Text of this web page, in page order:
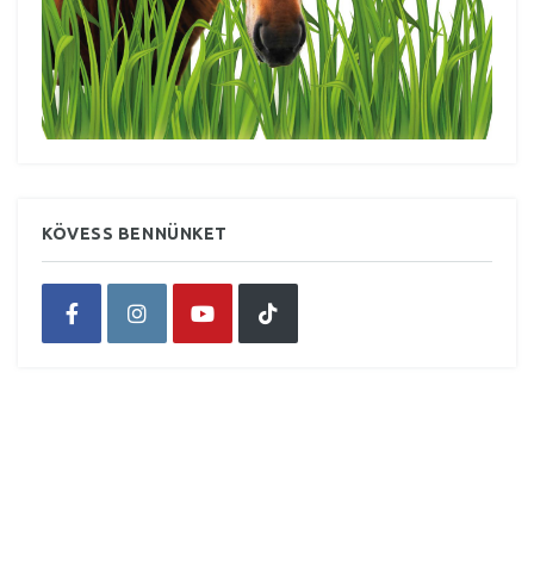
KÖVESS BENNÜNKET